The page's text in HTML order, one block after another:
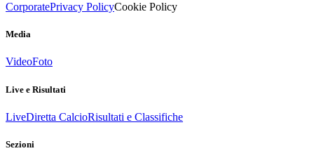
CorporatePrivacy PolicyCookie Policy
Media
VideoFoto
Live e Risultati
LiveDiretta CalcioRisultati e Classifiche
Sezioni